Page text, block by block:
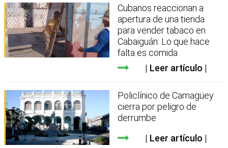
Cubanos reaccionan a
apertura de una tienda
para vender tabaco en
Cabaiguán: Lo que hace
falta es comida
Leer artículo
Policlínico de Camagüey
cierra por peligro de
derrumbe
Leer artículo